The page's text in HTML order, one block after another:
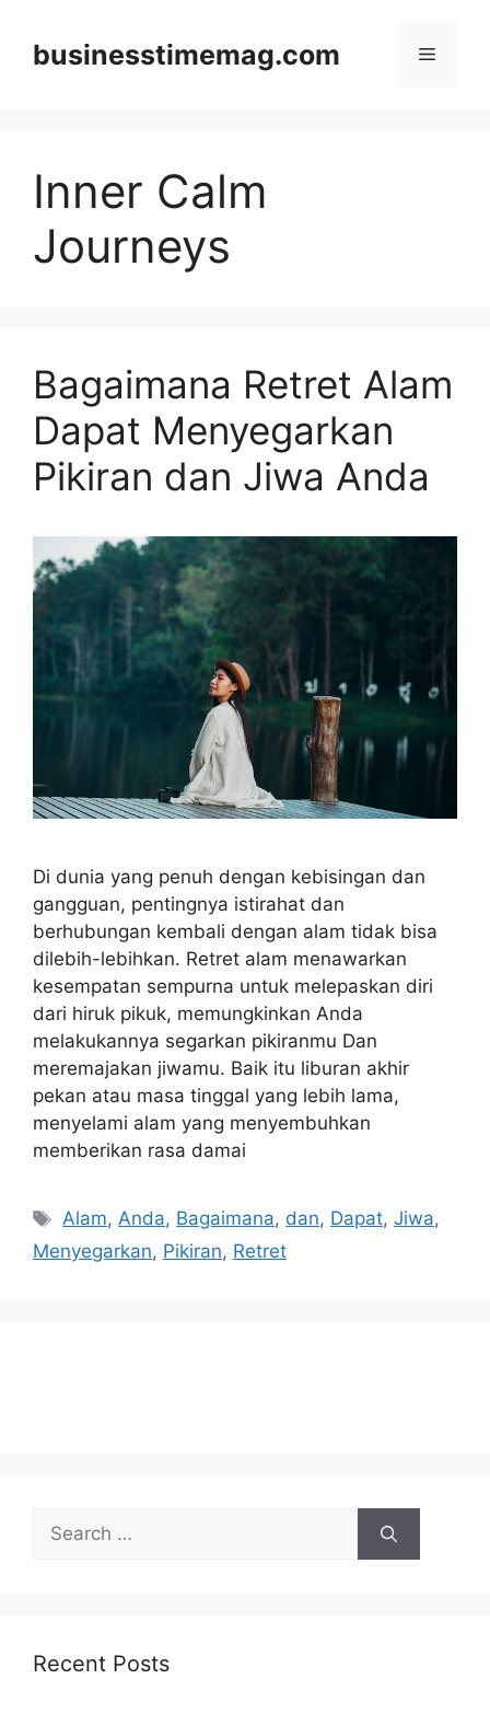
contentbusinesstimemag.com Menu
Inner Calm
Journeys
Bagaimana Retret Alam
Dapat Menyegarkan
Pikiran dan Jiwa Anda
Di dunia yang penuh dengan kebisingan dan
gangguan, pentingnya istirahat dan
berhubungan kembali dengan alam tidak bisa
dilebih-lebihkan. Retret alam menawarkan
kesempatan sempurna untuk melepaskan diri
dari hiruk pikuk, memungkinkan Anda
melakukannya segarkan pikiranmu Dan
meremajakan jiwamu. Baik itu liburan akhir
pekan atau masa tinggal yang lebih lama,
menyelami alam yang menyembuhkan
memberikan rasa damai
Tags
Alam,Anda, Bagaimana, dan, Dapat,Jiwa,
Menyegarkan, Pikiran, Retret
Search
for:
Recent Posts